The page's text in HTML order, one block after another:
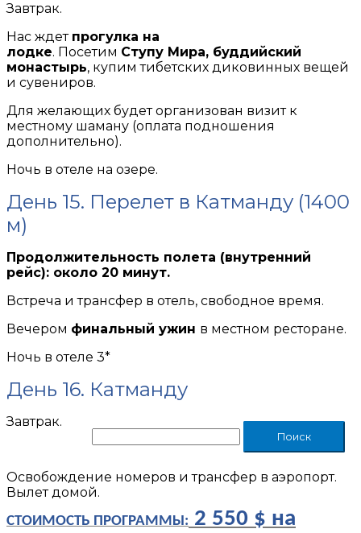
Завтрак.
Нас ждет прогулка на
лодке. Посетим Ступу Мира, буддийский
монастырь, купим тибетских диковинных вещей
и сувениров.
Для желающих будет организован визит к
местному шаману (оплата подношения
дополнительно).
Ночь в отеле на озере.
День 15. Перелет в Катманду (1400
м)
Продолжительность полета (внутренний
рейс): около 20 минут.
Встреча и трансфер в отель, свободное время.
Вечером финальный ужин в местном ресторане.
Ночь в отеле 3*
День 16. Катманду
Завтрак.
Освобождение номеров и трансфер в аэропорт.
Вылет домой.
СТОИМОСТЬ ПРОГРАММЫ: 2 550 $ на